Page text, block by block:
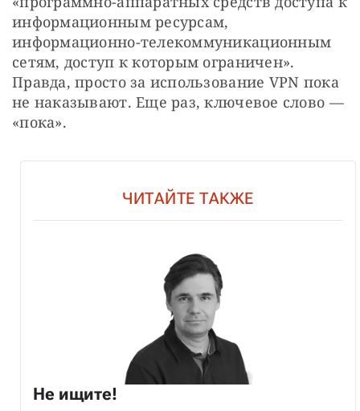
информационным ресурсам,
информационно-телекоммуникационным
сетям, доступ к которым ограничен».
Правда, просто за использование VPN пока
не наказывают. Еще раз, ключевое слово —
«пока».
ЧИТАЙТЕ ТАКЖЕ
Не ищите!